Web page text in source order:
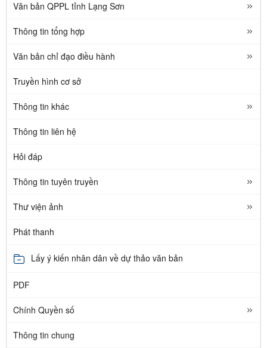
Văn bản QPPL tỉnh Lạng Sơn
Thông tin tổng hợp
Văn bản chỉ đạo điều hành
Truyền hình cơ sở
Thông tin khác
Thông tin liên hệ
Hỏi đáp
Thông tin tuyên truyền
Thư viện ảnh
Phát thanh
Lấy ý kiến nhân dân về dự thảo văn bản
PDF
Chính Quyền số
Thông tin chung